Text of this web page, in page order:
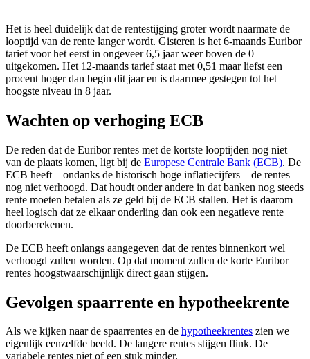
Het is heel duidelijk dat de rentestijging groter wordt naarmate de
looptijd van de rente langer wordt. Gisteren is het 6-maands Euribor
tarief voor het eerst in ongeveer 6,5 jaar weer boven de 0
uitgekomen. Het 12-maands tarief staat met 0,51 maar liefst een
procent hoger dan begin dit jaar en is daarmee gestegen tot het
hoogste niveau in 8 jaar.
Wachten op verhoging ECB
De reden dat de Euribor rentes met de kortste looptijden nog niet
van de plaats komen, ligt bij de Europese Centrale Bank (ECB). De
ECB heeft – ondanks de historisch hoge inflatiecijfers – de rentes
nog niet verhoogd. Dat houdt onder andere in dat banken nog steeds
rente moeten betalen als ze geld bij de ECB stallen. Het is daarom
heel logisch dat ze elkaar onderling dan ook een negatieve rente
doorberekenen.
De ECB heeft onlangs aangegeven dat de rentes binnenkort wel
verhoogd zullen worden. Op dat moment zullen de korte Euribor
rentes hoogstwaarschijnlijk direct gaan stijgen.
Gevolgen spaarrente en hypotheekrente
Als we kijken naar de spaarrentes en de hypotheekrentes zien we
eigenlijk eenzelfde beeld. De langere rentes stijgen flink. De
variabele rentes niet of een stuk minder.